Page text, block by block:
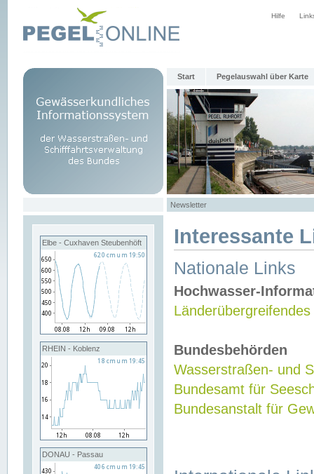
Hilfe
Start Pegelauswahl über Karte
Newsletter
Elbe - Cuxhaven Steubenhöft
RHEIN - Koblenz
DONAU - Passau
Interessante
Nationale Links
Hochwasser-
Bundesbehörden
Wasserstraßen- und
Bundesamt für
Bundesanstalt für